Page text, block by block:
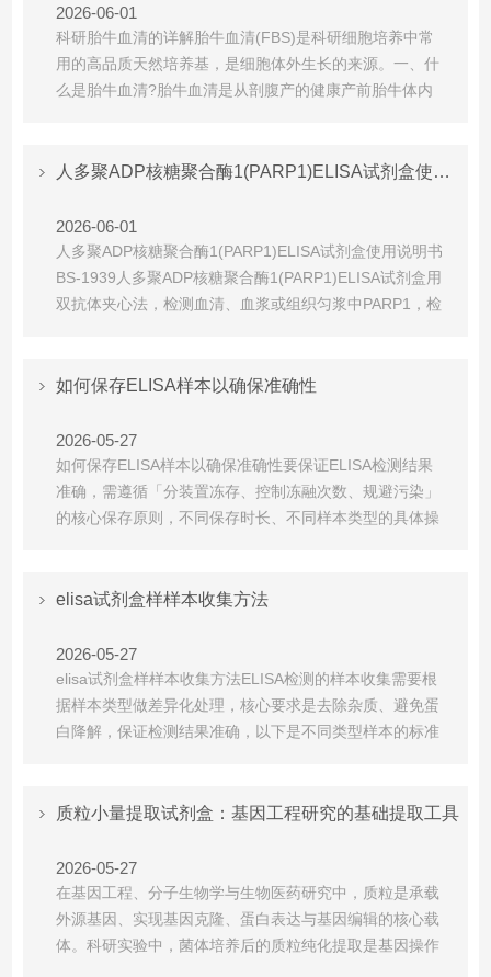
2026-06-01
科研胎牛血清的详解‌胎牛血清(FBS)是科研细胞培养中常
用的高品质天然培养基，是细胞体外生长的来源。‌一、什
么是胎牛血清?胎牛血清是从剖腹产的健康产前胎牛体内
对细胞有害的成分最少，是品质高的牛血清。按照牛龄牛
含...
人多聚ADP核糖聚合酶1(PARP1)ELISA试剂盒使用说明书
2026-06-01
人多聚ADP核糖聚合酶1(PARP1)ELISA试剂盒使用说明书
BS-1939人多聚ADP核糖聚合酶1(PARP1)ELISA试剂盒用
双抗体夹心法，检测血清、血浆或组织匀浆中PARP1，检
亲和素-HRP复合物+TMB显色(蓝→黄，终止后)，OD值...
如何保存ELISA样本以确保准确性
2026-05-27
如何保存ELISA样本以确保准确性要保证ELISA检测结果
准确，需遵循「分装置冻存、控制冻融次数、规避污染」
的核心保存原则‌，不同保存时长、不同样本类型的具体操
蛋白降解效价降低。严格控制保存时长与温度‌：短期保存
elisa试剂盒样样本收集方法
2026-05-27
elisa试剂盒样样本收集方法ELISA检测的样本收集需要根
据样本类型做差异化处理，核心要求是去除杂质、避免蛋
白降解，保证检测结果准确，以下是不同类型样本的标准
境可4℃静置过夜)，2-8℃条件下以5000-6000转/分钟离
质粒小量提取试剂盒：基因工程研究的基础提取工具
2026-05-27
在基因工程、分子生物学与生物医药研究中，质粒是承载
外源基因、实现基因克隆、蛋白表达与基因编辑的核心载
体。科研实验中，菌体培养后的质粒纯化提取是基因操作